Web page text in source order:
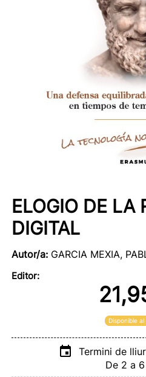
ELOGIO DE LA
DIGITAL
Autor/a: GARCIA MEXIA,
Editor:
Disponible
Termini de
De 2 a